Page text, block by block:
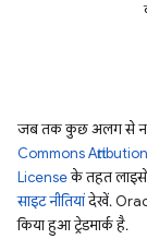
जब तक कुछ अलग से न
Commons
Licenseके तहत
साइट नीतियांदेखें.
किया हुआ ट्रेडमार्क है.